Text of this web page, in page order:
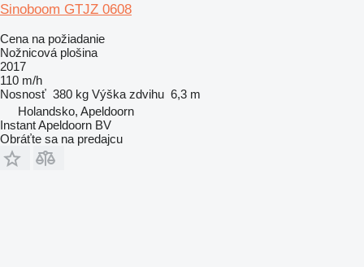
Sinoboom GTJZ 0608
Cena na požiadanie
Nožnicová plošina
2017
110 m/h
Nosnosť 380 kg Výška zdvihu 6,3 m
Holandsko, Apeldoorn
Instant Apeldoorn BV
Obráťte sa na predajcu